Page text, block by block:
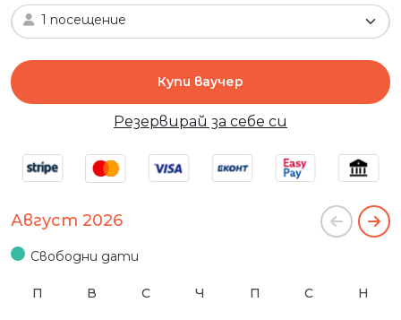
1 посещение
Купи ваучер
Резервирай за себе си
Август 2026
Свободни дати
П В С Ч П С Н